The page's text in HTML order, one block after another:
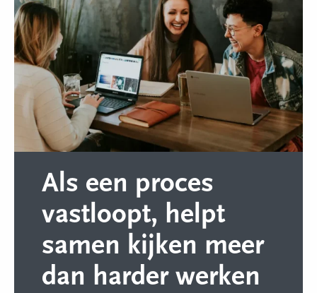
Als een proces
vastloopt, helpt
samen kijken meer
dan harder werken